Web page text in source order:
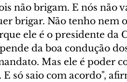
não brigam. E nós não
brigar. Não tenho nem
ele é o presidente da
da boa condução
Mas ele é poder
E só saio com acordo",